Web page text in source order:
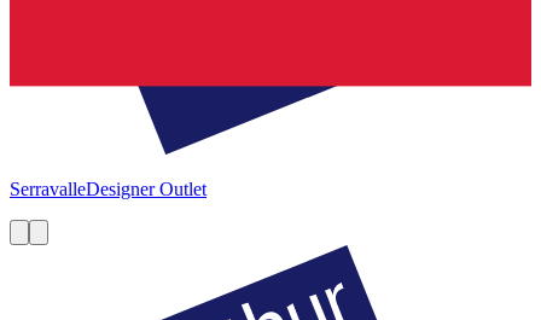
SerravalleDesigner Outlet